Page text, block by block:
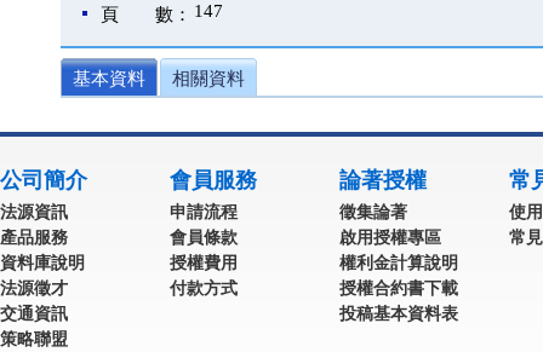
頁 數： 147
基本資料 相關資料
公司簡介
法源資訊
產品服務
資料庫說明
法源徵才
交通資訊
策略聯盟
會員服務
申請流程
會員條款
授權費用
付款方式
論著授權
徵集論著
啟用授權專區
權利金計算說明
授權合約書下載
投稿基本資料表
常
使
常